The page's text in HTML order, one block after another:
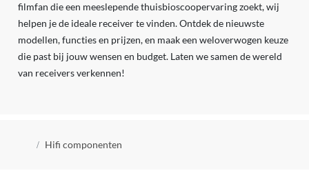
filmfan die een meeslepende thuisbioscoopervaring zoekt, wij
helpen je de ideale receiver te vinden. Ontdek de nieuwste
modellen, functies en prijzen, en maak een weloverwogen keuze
die past bij jouw wensen en budget. Laten we samen de wereld
van receivers verkennen!
Kruimelpad
Hifi componenten